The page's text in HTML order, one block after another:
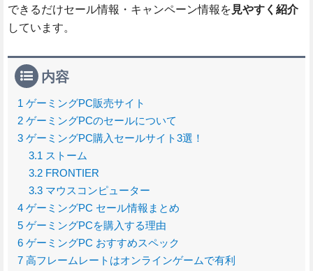
できるだけセール情報・キャンペーン情報を 見やすく紹介
しています。
内容
1 ゲーミングPC販売サイト
2 ゲーミングPCのセールについて
3 ゲーミングPC購入セールサイト3選！
3.1 ストーム
3.2 FRONTIER
3.3 マウスコンピューター
4 ゲーミングPC セール情報まとめ
5 ゲーミングPCを購入する理由
6 ゲーミングPC おすすめスペック
7 高フレームレートはオンラインゲームで有利